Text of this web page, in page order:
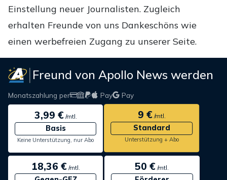
Einstellung neuer Journalisten. Zugleich
erhalten Freunde von uns Dankeschöns wie
einen werbefreien Zugang zu unserer Seite.
Freund von Apollo News werden
Monatszahlung per Pay Pay
3,99 €/mtl.
Basis
Keine Unterstützung, nur Abo
9 €/mtl.
Standard
Unterstützung + Abo
18,36 €/mtl. 50 € /mtl.